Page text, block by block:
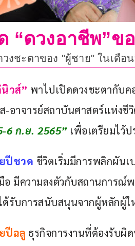
“ดวงอาชีพ”ข
วงชะตาของ "ผู้ชาย" ในเดือ
นิวส์” พาไปเปิดดวงชะตากับค
-อาจารย์สถาบันศาสตร์แห่งชี
6 ก.ย. 2565” เพื่อเตรียมไว้
ปีชวด ชีวิตเริ่มมีการพลิกผัน
อ มีความลงตัวกับสถานการณ์
ด้รับการสนับสนุนจากผู้หลักผู้
ปีฉลู ธุรกิจการงานที่ต้องรับผิ